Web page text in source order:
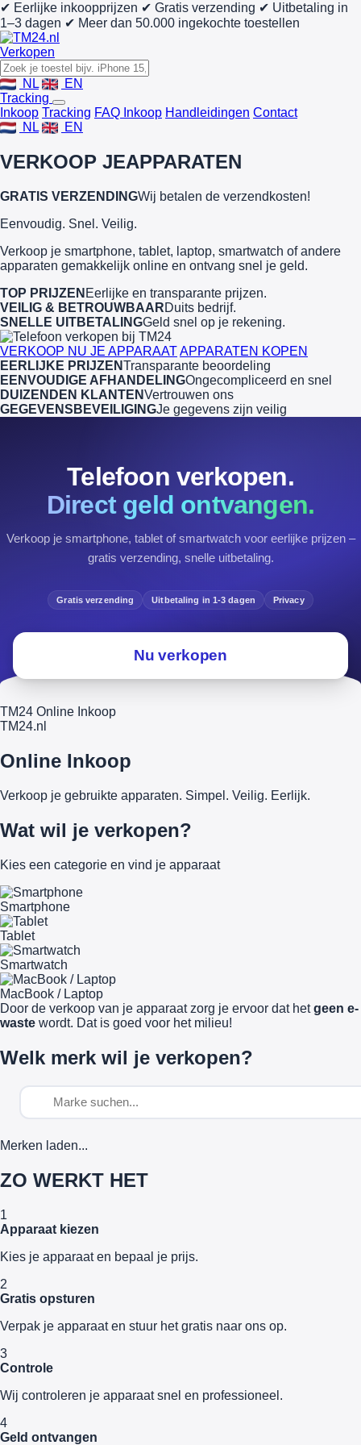
✔ Eerlijke inkoopprijzen ✔ Gratis verzending ✔ Uitbetaling in
1–3 dagen ✔ Meer dan 50.000 ingekochte toestellen
Verkopen
NL
EN
Tracking
Inkoop Tracking FAQ Inkoop Handleidingen Contact
NL
EN
VERKOOP JEAPPARATEN
GRATIS VERZENDINGWij betalen de verzendkosten!
Eenvoudig. Snel. Veilig.
Verkoop je smartphone, tablet, laptop, smartwatch of andere
apparaten gemakkelijk online en ontvang snel je geld.
TOP PRIJZEN Eerlijke en transparante prijzen.
VEILIG & BETROUWBAARDuits bedrijf.
SNELLE UITBETALINGGeld snel op je rekening.
VERKOOP NU JE APPARAATAPPARATEN KOPEN
EERLIJKE PRIJZENTransparante beoordeling
EENVOUDIGE AFHANDELINGOngecompliceerd en snel
DUIZENDEN KLANTENVertrouwen ons
GEGEVENSBEVEILIGINGJe gegevens zijn veilig
Telefoon verkopen.
Direct geld ontvangen.
Verkoop je smartphone, tablet of smartwatch voor eerlijke prijzen –
gratis verzending, snelle uitbetaling.
Gratis verzending Uitbetaling in 1-3 dagen Privacy
Nu verkopen
TM24 Online Inkoop
TM24.nl
Online Inkoop
Verkoop je gebruikte apparaten. Simpel. Veilig. Eerlijk.
Wat wil je verkopen?
Kies een categorie en vind je apparaat
Smartphone
Tablet
Smartwatch
MacBook / Laptop
Door de verkoop van je apparaat zorg je ervoor dat hetgeen e-
waste wordt. Dat is goed voor het milieu!
Welk merk wil je verkopen?
Merken laden...
ZO WERKT HET
1
Apparaat kiezen
Kies je apparaat en bepaal je prijs.
2
Gratis opsturen
Verpak je apparaat en stuur het gratis naar ons op.
3
Controle
Wij controleren je apparaat snel en professioneel.
4
Geld ontvangen